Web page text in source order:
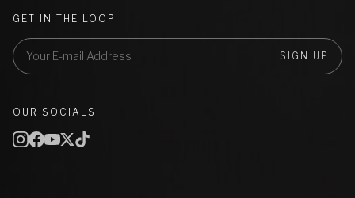
GET IN THE LOOP
SIGN UP
OUR SOCIALS